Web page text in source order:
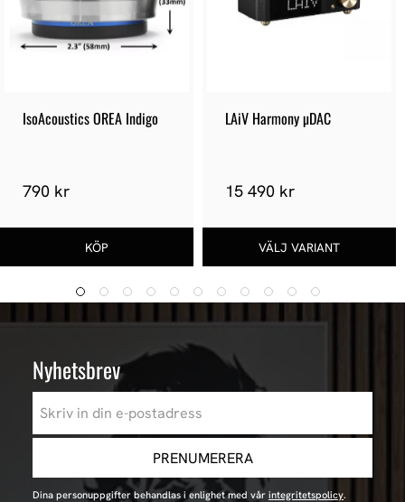
IsoAcoustics OREA Indigo
790 kr
LAiV Harmony µDAC
15 490 kr
Nyhetsbrev
PRENUMERERA
Dina personuppgifter behandlas i enlighet med vår integritetspolicy.